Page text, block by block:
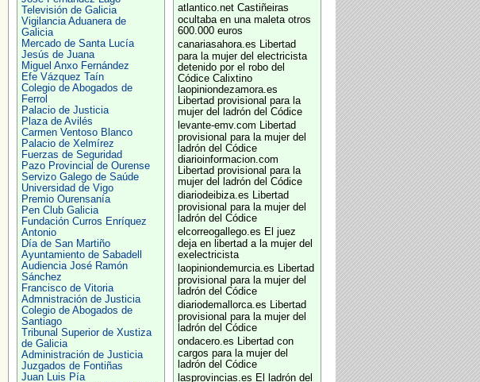
Televisión de Galicia
Vigilancia Aduanera de
Galicia
Mercado de Santa Lucía
Jesús de Juana
Miguel Anxo Fernández
Efe Vázquez Taín
Colegio de Abogados de
Ferrol
Palacio de Justicia
Plaza de Avilés
Carmen Ventoso Blanco
Palacio de Xelmírez
Fuerzas de Seguridad
Pazo Provincial de Ourense
Servizo Galego de Saúde
Universidad de Vigo
Premio Ourensanía
Pen Club Galicia
Fundación Curros Enríquez
Antonio
Día de San Martiño
Ayuntamiento de Sabadell
Audiencia José Ramón
Sánchez
Francisco de Vitoria
Admnistración de Justicia
Colegio de Abogados de
Santiago
Tribunal Superior de Xustiza
de Galicia
Administración de Justicia
Juzgados de Fontiñas
Juan Luis Pía
atlantico.net Castiñeiras
ocultaba en una maleta otros
600.000 euros
canariasahora.es Libertad
para la mujer del electricista
detenido por el robo del
Códice Calixtino
laopiniondezamora.es
Libertad provisional para la
mujer del ladrón del Códice
levante-emv.com Libertad
provisional para la mujer del
ladrón del Códice
diarioinformacion.com
Libertad provisional para la
mujer del ladrón del Códice
diariodeibiza.es Libertad
provisional para la mujer del
ladrón del Códice
elcorreogallego.es El juez
deja en libertad a la mujer del
exelectricista
laopiniondemurcia.es Libertad
provisional para la mujer del
ladrón del Códice
diariodemallorca.es Libertad
provisional para la mujer del
ladrón del Códice
ondacero.es Libertad con
cargos para la mujer del
ladrón del Códice
lasprovincias.es El ladrón del